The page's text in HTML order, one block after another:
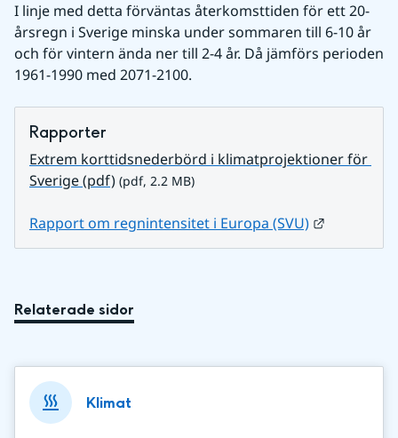
I linje med detta förväntas återkomsttiden för ett 20-
årsregn i Sverige minska under sommaren till 6-10 år
och för vintern ända ner till 2-4 år. Då jämförs perioden
1961-1990 med 2071-2100.
Rapporter
Extrem korttidsnederbörd i klimatprojektioner för
Sverige (pdf)pdf, 2.2 MB.
(pdf, 2.2 MB)
Rapport om regnintensitet i Europa (SVU)
Relaterade sidor
Klimat